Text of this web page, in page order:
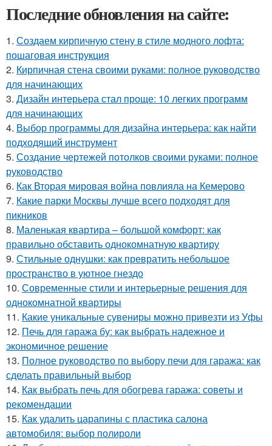
Последние обновления на сайте:
1. Создаем кирпичную стену в стиле модного лофта:
пошаговая инструкция
2. Кирпичная стена своими руками: полное руководство
для начинающих
3. Дизайн интерьера стал проще: 10 легких программ
для начинающих
4. Выбор программы для дизайна интерьера: как найти
подходящий инструмент
5. Создание чертежей потолков своими руками: полное
руководство
6. Как Вторая мировая война повлияла на Кемерово
7. Какие парки Москвы лучше всего подходят для
пикников
8. Маленькая квартира – большой комфорт: как
правильно обставить однокомнатную квартиру
9. Стильные однушки: как превратить небольшое
пространство в уютное гнездо
10. Современные стили и интерьерные решения для
однокомнатной квартиры
11. Какие уникальные сувениры можно привезти из Уфы
12. Печь для гаража бу: как выбрать надежное и
экономичное решение
13. Полное руководство по выбору печи для гаража: как
сделать правильный выбор
14. Как выбрать печь для обогрева гаража: советы и
рекомендации
15. Как удалить царапины с пластика салона
автомобиля: выбор полироли